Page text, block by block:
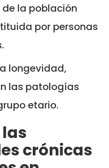
de la población
por personas
longevidad,
las patologías
etario.
crónicas